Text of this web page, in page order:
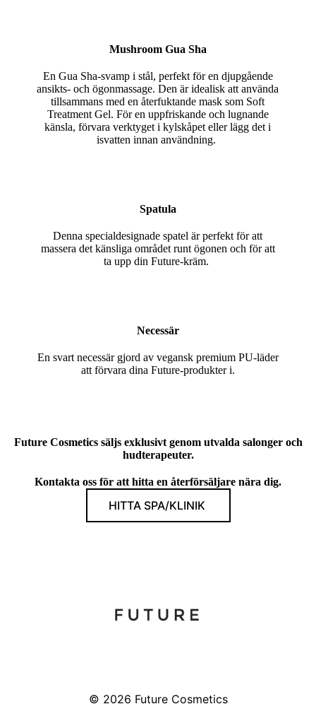
Mushroom Gua Sha
En Gua Sha-svamp i stål, perfekt för en djupgående
ansikts- och ögonmassage. Den är idealisk att använda
tillsammans med en återfuktande mask som Soft
Treatment Gel. För en uppfriskande och lugnande
känsla, förvara verktyget i kylskåpet eller lägg det i
isvatten innan användning.
Spatula
Denna specialdesignade spatel är perfekt för att
massera det känsliga området runt ögonen och för att
ta upp din Future-kräm.
Necessär
En svart necessär gjord av vegansk premium PU-läder
att förvara dina Future-produkter i.
Future Cosmetics säljs exklusivt genom utvalda salonger och
hudterapeuter.
Kontakta oss för att hitta en återförsäljare nära dig.
HITTA SPA/KLINIK
© 2026 Future Cosmetics